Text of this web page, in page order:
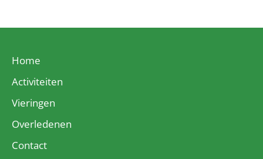
Home
Activiteiten
Vieringen
Overledenen
Contact